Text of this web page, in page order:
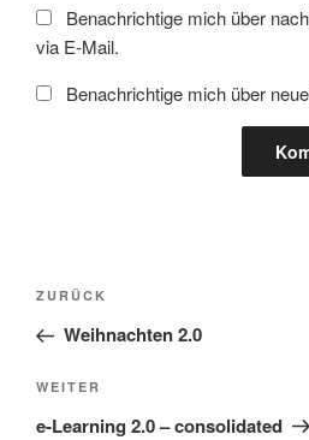
Benachrichtige mich über
via E-Mail.
Benachrichtige mich über
Beitragsnavigation
Vorheriger
Beitrag
ZURÜCK
Weihnachten 2.0
Nächster
Beitrag
WEITER
e-Learning 2.0 – consolidated